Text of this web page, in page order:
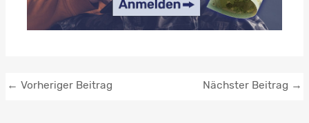
← Vorheriger Beitrag Nächster Beitrag →